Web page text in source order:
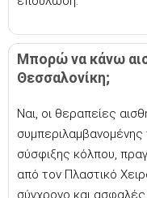
Μπορώ να κάνω
Θεσσαλονίκη;
Ναι, οι θεραπείες
συμπεριλαμβανομένης
σύσφιξης κόλπου,
από τον Πλαστικό
σύγχρονο και ασφαλές